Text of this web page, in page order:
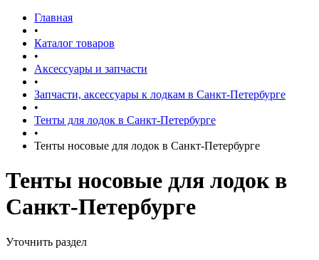
Главная
•
Каталог товаров
•
Аксессуары и запчасти
•
Запчасти, аксессуары к лодкам в Санкт-Петербурге
•
Тенты для лодок в Санкт-Петербурге
•
Тенты носовые для лодок в Санкт-Петербурге
Тенты носовые для лодок в
Санкт-Петербурге
Уточнить раздел